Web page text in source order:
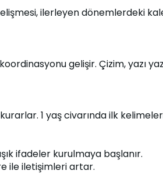
ilerleyen dönemlerdeki
gelişir. Çizim, yazı
1 yaş civarında ilk
ifadeler kurulmaya başlanır.
ile iletişimleri artar.